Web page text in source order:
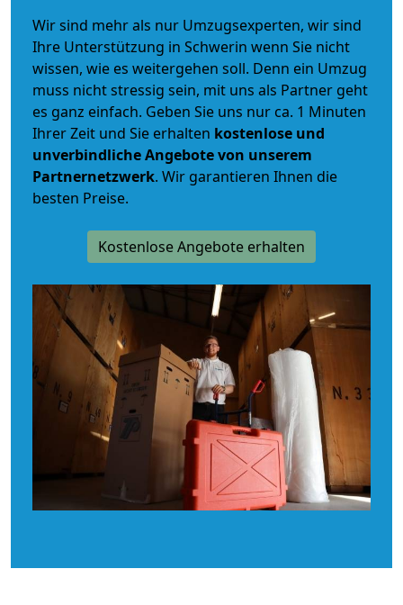
Wir sind mehr als nur Umzugsexperten, wir sind
Ihre Unterstützung in Schwerin wenn Sie nicht
wissen, wie es weitergehen soll. Denn ein Umzug
muss nicht stressig sein, mit uns als Partner geht
es ganz einfach. Geben Sie uns nur ca. 1 Minuten
Ihrer Zeit und Sie erhalten kostenlose und
unverbindlicheAngebote von unserem
Partnernetzwerk. Wir garantieren Ihnen die
besten Preise.
Kostenlose Angebote erhalten